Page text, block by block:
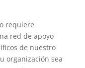
requiere
red de apoyo
de nuestro
organización sea